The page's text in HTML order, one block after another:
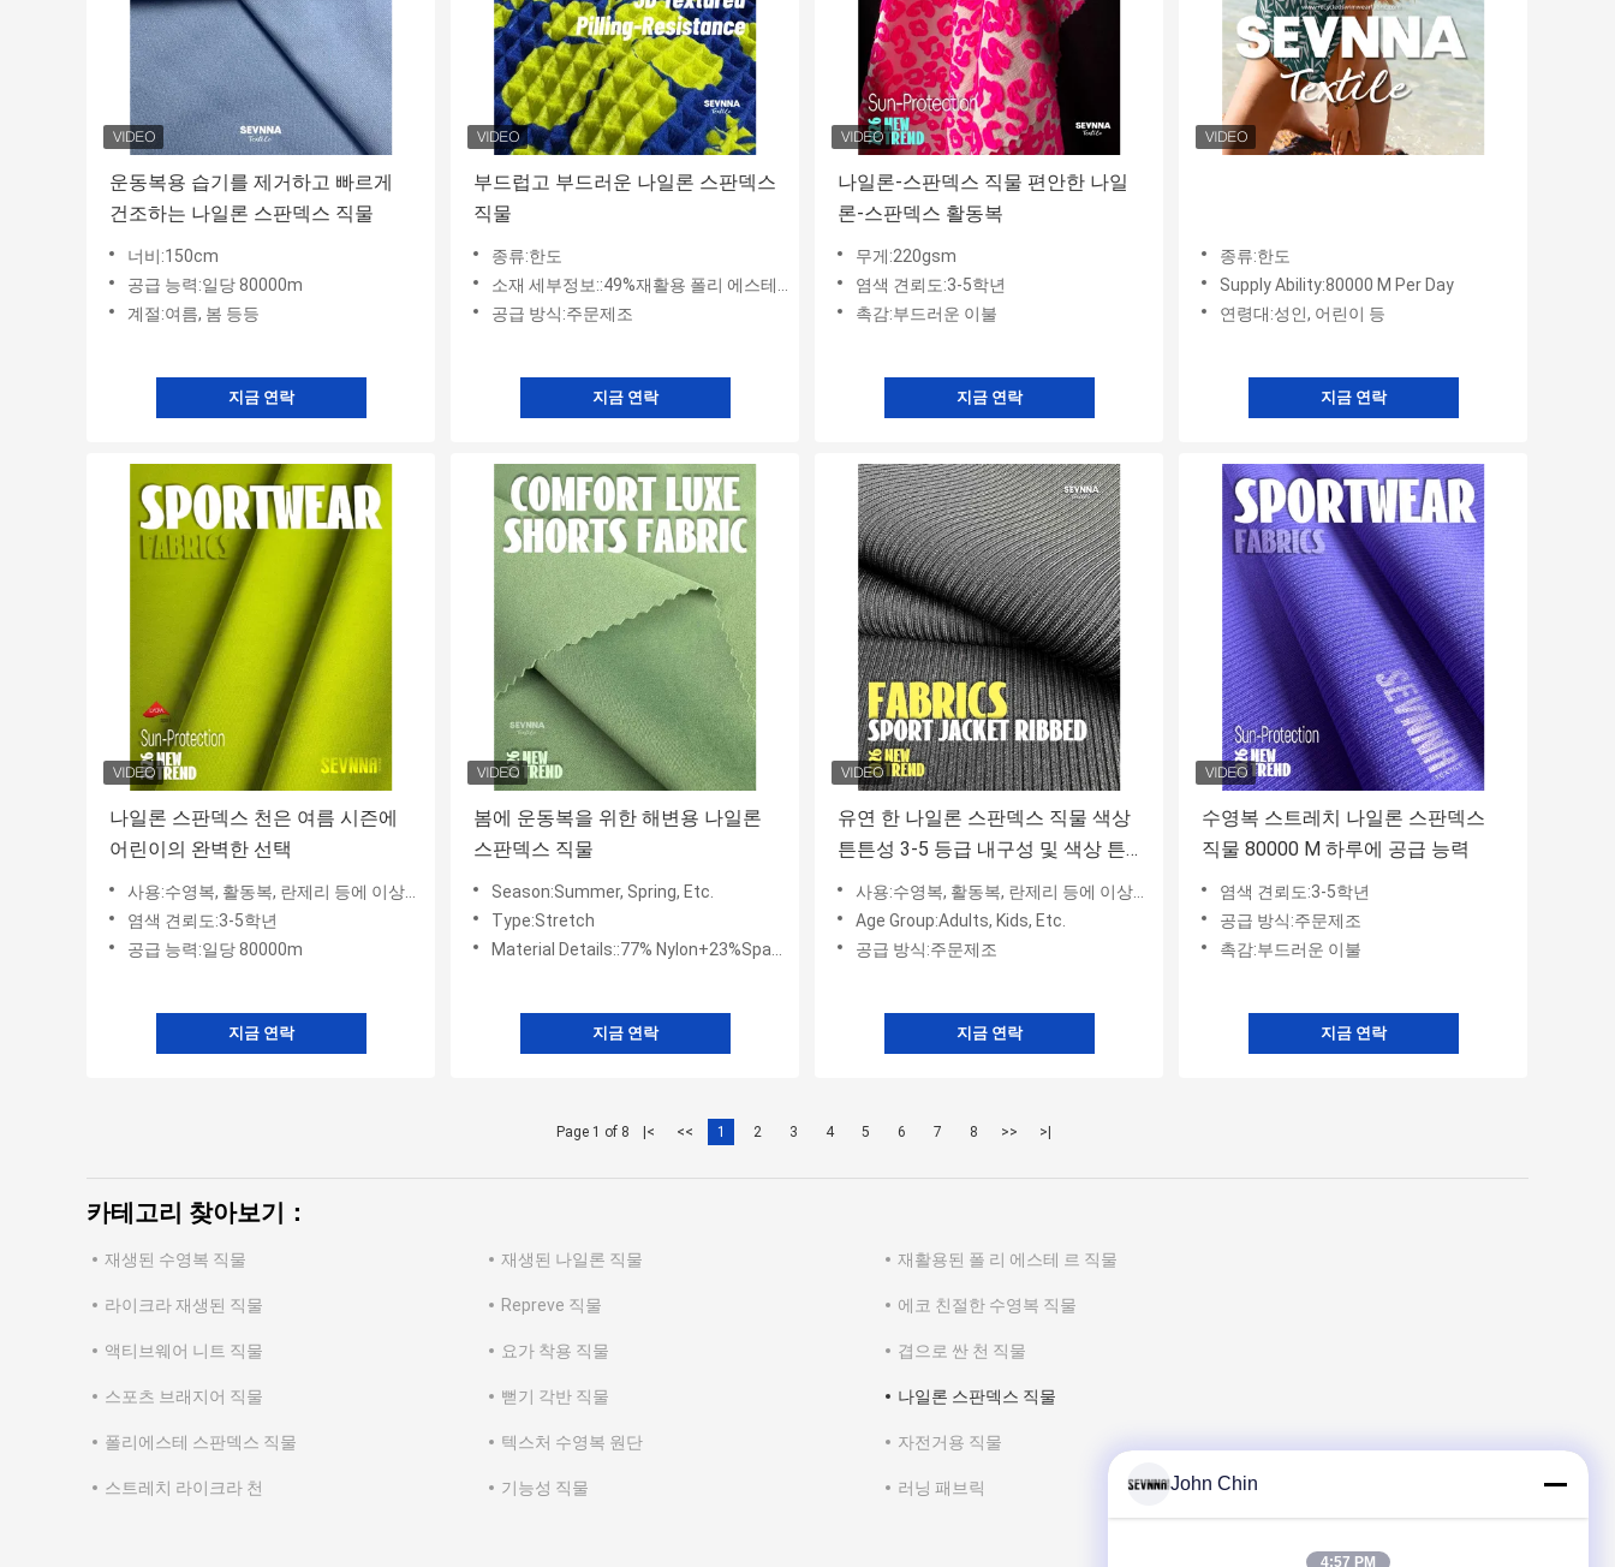
운동복용 습기를 제거하고 빠르게
건조하는 나일론 스판덱스 직물
너비:150cm
공급 능력:일당 80000m
계절:여름, 봄 등등
지금 연락
부드럽고 부드러운 나일론 스판덱스
직물
종류:한도
소재 세부정보::49%재활용 폴리 에스테르+ 33%나일론+ 18%스판덱스
공급 방식:주문제조
지금 연락
나일론-스판덱스 직물 편안한 나일
론-스판덱스 활동복
무게:220gsm
염색 견뢰도:3-5학년
촉감:부드러운 이불
지금 연락
종류:한도
Supply Ability:80000 M Per Day
연령대:성인, 어린이 등
지금 연락
나일론 스판덱스 천은 여름 시즌에
어린이의 완벽한 선택
사용:수영복, 활동복, 란제리 등에 이상적입니다.
염색 견뢰도:3-5학년
공급 능력:일당 80000m
지금 연락
봄에 운동복을 위한 해변용 나일론
스판덱스 직물
Season:Summer, Spring, Etc.
Type:Stretch
Material Details::77% Nylon+23%Spandex
지금 연락
유연 한 나일론 스판덱스 직물 색상
튼튼성 3-5 등급 내구성 및 색상 튼
튼성
사용:수영복, 활동복, 란제리 등에 이상적입니다.
Age Group:Adults, Kids, Etc.
공급 방식:주문제조
지금 연락
수영복 스트레치 나일론 스판덱스
직물 80000 M 하루에 공급 능력
염색 견뢰도:3-5학년
공급 방식:주문제조
촉감:부드러운 이불
지금 연락
Page 1 of 8 |< << 1 2 3 4 5 6 7 8 >> >|
카테고리 찾아보기：
재생된 수영복 직물 재생된 나일론 직물 재활용된 폴 리 에스테 르 직물
라이크라 재생된 직물 Repreve 직물 에코 친절한 수영복 직물
액티브웨어 니트 직물 요가 착용 직물 겹으로 싼 천 직물
스포츠 브래지어 직물 뻗기 각반 직물 나일론 스판덱스 직물
폴리에스테 스판덱스 직물 텍스처 수영복 원단 자전거용 직물
스트레치 라이크라 천 기능성 직물 러닝 패브릭 John Chin
4:57 PM